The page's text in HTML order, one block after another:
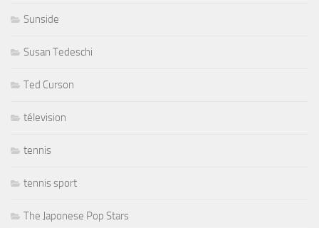
Sunside
Susan Tedeschi
Ted Curson
télevision
tennis
tennis sport
The Japonese Pop Stars